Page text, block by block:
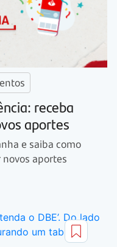
receba
aportes
e saiba como
aportes